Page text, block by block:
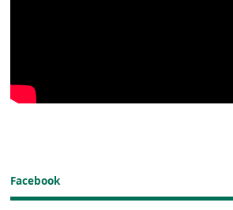
Facebook